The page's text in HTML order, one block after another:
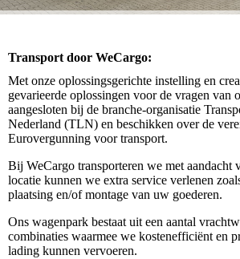
Transport door WeCargo:
Met onze oplossingsgerichte instelling en
gevarieerde oplossingen voor de vragen van
aangesloten bij de branche-organisatie
Nederland (TLN) en beschikken over de
Eurovergunning voor transport.
Bij WeCargo transporteren we met aandacht
locatie kunnen we extra service verlenen
plaatsing en/of montage van uw goederen.
Ons wagenpark bestaat uit een aantal
combinaties waarmee we kostenefficiënt en
lading kunnen vervoeren.